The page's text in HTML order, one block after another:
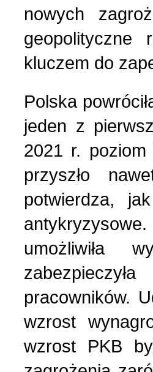
nowych
geopolityczne
kluczem do
Polska
jeden z
2021 r. poziom
przyszło
potwierdza,
umożliwiła
pracowników.
wzrost
wzrost PKB